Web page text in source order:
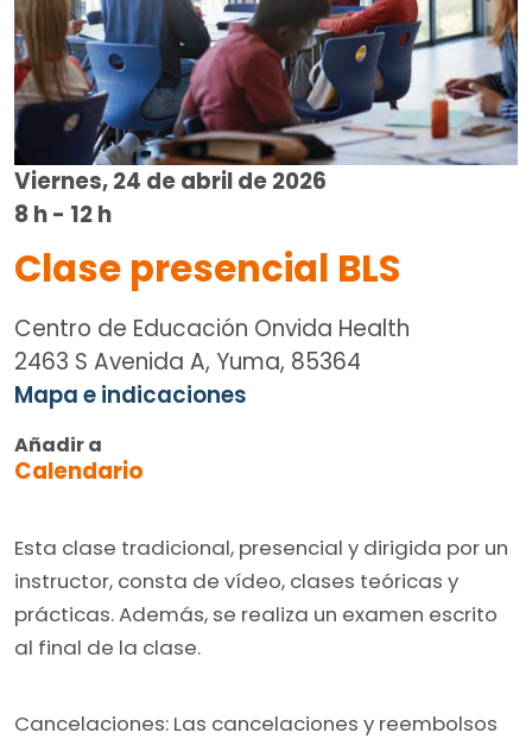
Viernes, 24 de abril de 2026
8 h - 12 h
Clase presencial BLS
Centro de Educación Onvida Health
2463 S Avenida A, Yuma, 85364
Mapa e indicaciones
Añadir a
Calendario
Esta clase tradicional, presencial y dirigida por un
instructor, consta de vídeo, clases teóricas y
prácticas. Además, se realiza un examen escrito
al final de la clase.
Cancelaciones: Las cancelaciones y reembolsos